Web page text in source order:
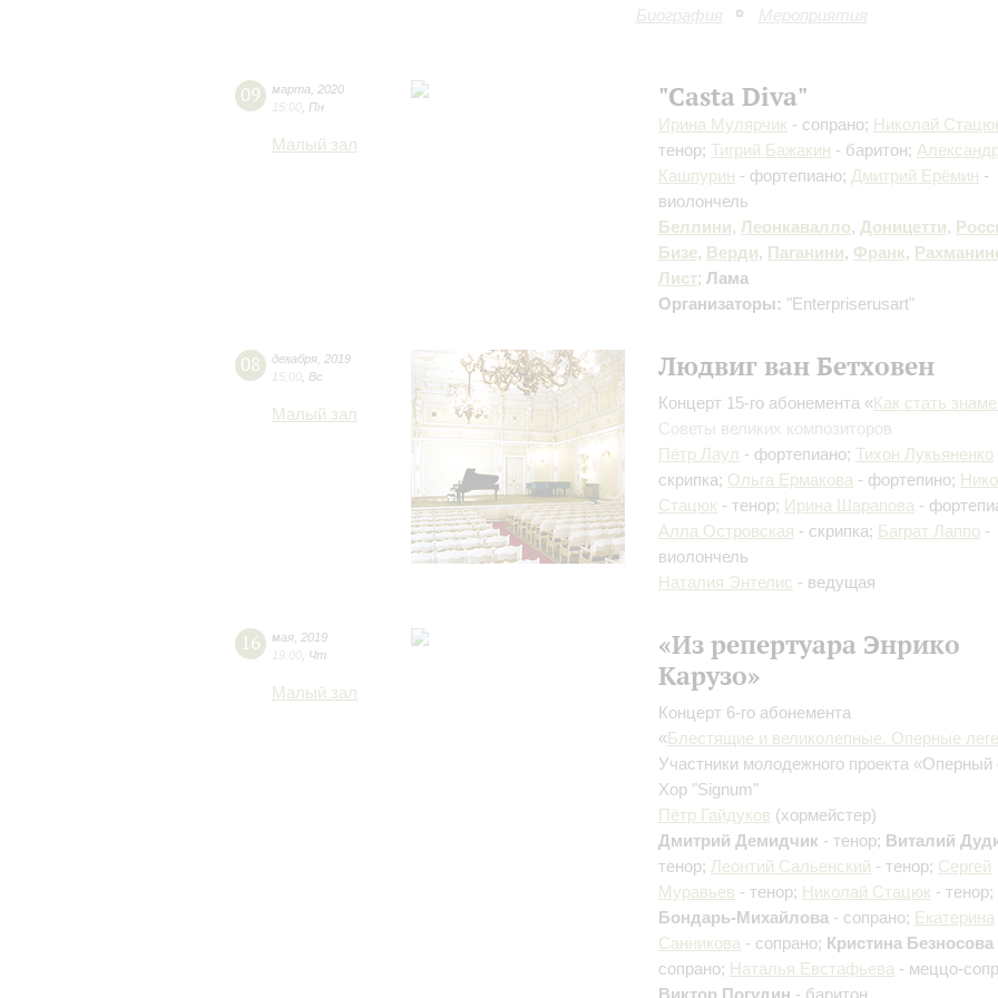
Биография Мероприятия
09 марта
2020
15:00 Пн
Малый зал
"Casta Diva"
Ирина Мулярчик - сопрано; Николай
тенор; Тигрий Бажакин - баритон;
Кашпурин - фортепиано; Дмитрий Ерёмин -
виолончель
Беллини, Леонкавалло, Доницетти,
Бизе, Верди, Паганини, Франк,
Лист; Лама
Организаторы: "Enterpriserusart"
08 декабря 2019
15:00 Вс
Малый зал
Людвиг ван Бетховен
Концерт 15-го абонемента «Как стать
Советы великих композиторов
Пётр Лаул - фортепиано; Тихон Лукьяненко
скрипка; Ольга Ермакова - фортепино;
Стацюк - тенор; Ирина Шарапова -
Алла Островская - скрипка; Баграт Лаппо -
виолончель
Наталия Энтелис - ведущая
16 мая 2019
19:00 Чт
Малый зал
«Из репертуара Энрико
Карузо»
Концерт 6-го абонемента
«Блестящие и великолепные. Оперные
Участники молодежного проекта «Оперный
Хор "Signum"
Пётр Гайдуков (хормейстер)
Дмитрий Демидчик - тенор; Виталий
тенор; Леонтий Сальенский - тенор; Сергей
Муравьев - тенор; Николай Стацюк - тенор;
Бондарь-Михайлова - сопрано; Екатерина
Санникова - сопрано; Кристина Безносова
сопрано; Наталья Евстафьева - меццо-
Виктор Погудин - баритон